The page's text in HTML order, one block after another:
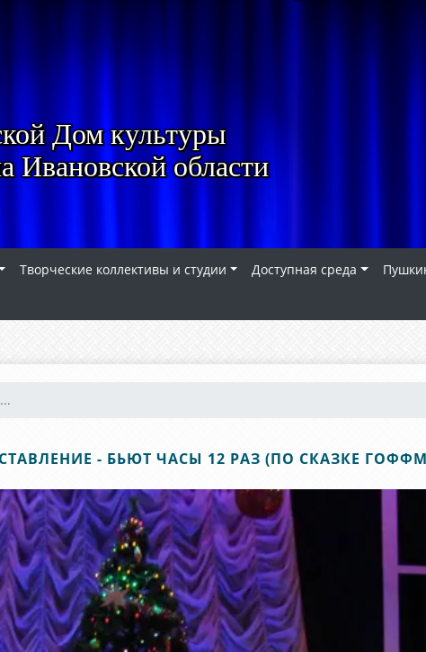
Дом культуры
Ивановской области
Творческие коллективы и студии Доступная среда
- БЬЮТ ЧАСЫ 12 РАЗ (ПО СКАЗКЕ